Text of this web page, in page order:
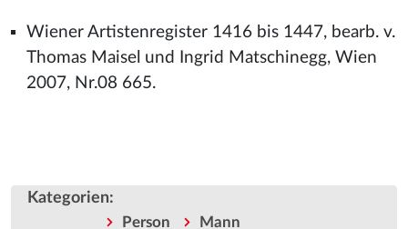
Wiener Artistenregister 1416 bis 1447, bearb. v.
Thomas Maisel und Ingrid Matschinegg, Wien
2007, Nr.08 665.
Kategorien:
Person Mann